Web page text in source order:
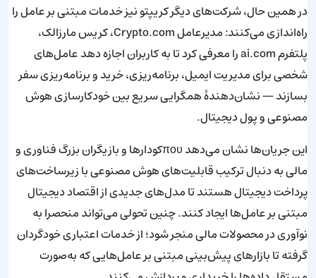
در همین حال، شرکت‌های دیگر کریپتو نیز خدمات مبتنی بر عامل را
راه‌اندازی می‌کنند: مدیرعامل Crypto.com، کریس مارزالک،
پلتفرم ai.com را معرفی کرد تا به کاربران اجازه دهد عامل‌های
شخصی برای مدیریت ایمیل، برنامه‌ریزی، خرید و برنامه‌ریزی سفر
بسازند — نشان‌دهندهٔ همگرایی سریع بین خودکارسازی هوش
مصنوعی و پول دیجیتال.
این جریان‌ها نشان می‌دهد πουکودارها و بازیگران بزرگ فناوری و
مالی به دنبال ترکیب قابلیت‌های هوش مصنوعی با زیرساخت‌های
پرداخت دیجیتال هستند تا مدل‌های جدیدی از اقتصاد دیجیتال
مبتنی بر عامل‌ها ایجاد کنند. چنین تحولی می‌تواند منحصرا به
نوآوری در محصولات مالی منجر شود؛ از خدمات اعتباری خودگردان
گرفته تا بازارهای پیش‌بینی مبتنی بر عامل‌هایی که به‌صورت